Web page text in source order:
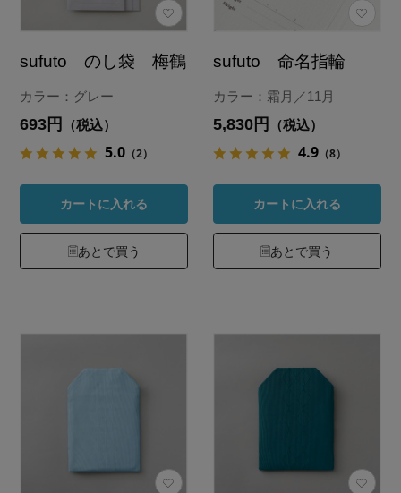
sufuto のし袋 梅鶴
カラー：グレー
693円 （税込）
5.0 （2）
カートに入れる
あとで買う
sufuto 命名指輪
カラー：霜月／11月
5,830円 （税込）
4.9 （8）
カートに入れる
あとで買う